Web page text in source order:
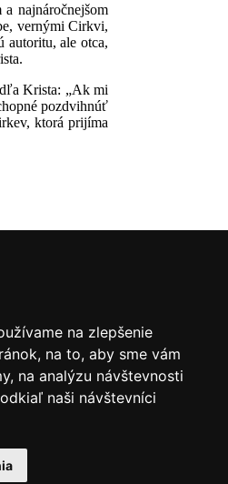
na zlepšenie
na to, aby sme vám
na analýzu návštevnosti
naši návštevníci
najnáročnejšom
vernými Cirkvi,
autoritu, ale otca,
Krista: „Ak mi
pozdvihnúť
ktorá prijíma